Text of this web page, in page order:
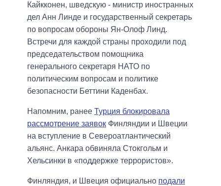
Кайкконен, шведскую - министр иностранных
дел Анн Линде и государственный секретарь
по вопросам обороны Ян-Олоф Линд.
Встречи для каждой страны проходили под
председательством помощника
генерального секретаря НАТО по
политическим вопросам и политике
безопасности Беттини Каденбах.
Напомним, ранее Турция блокировала
рассмотрение заявок Финляндии и Швеции
на вступление в Североатлантический
альянс. Анкара обвиняла Стокгольм и
Хельсинки в «поддержке террористов».
Финляндия, и Швеция официально подали